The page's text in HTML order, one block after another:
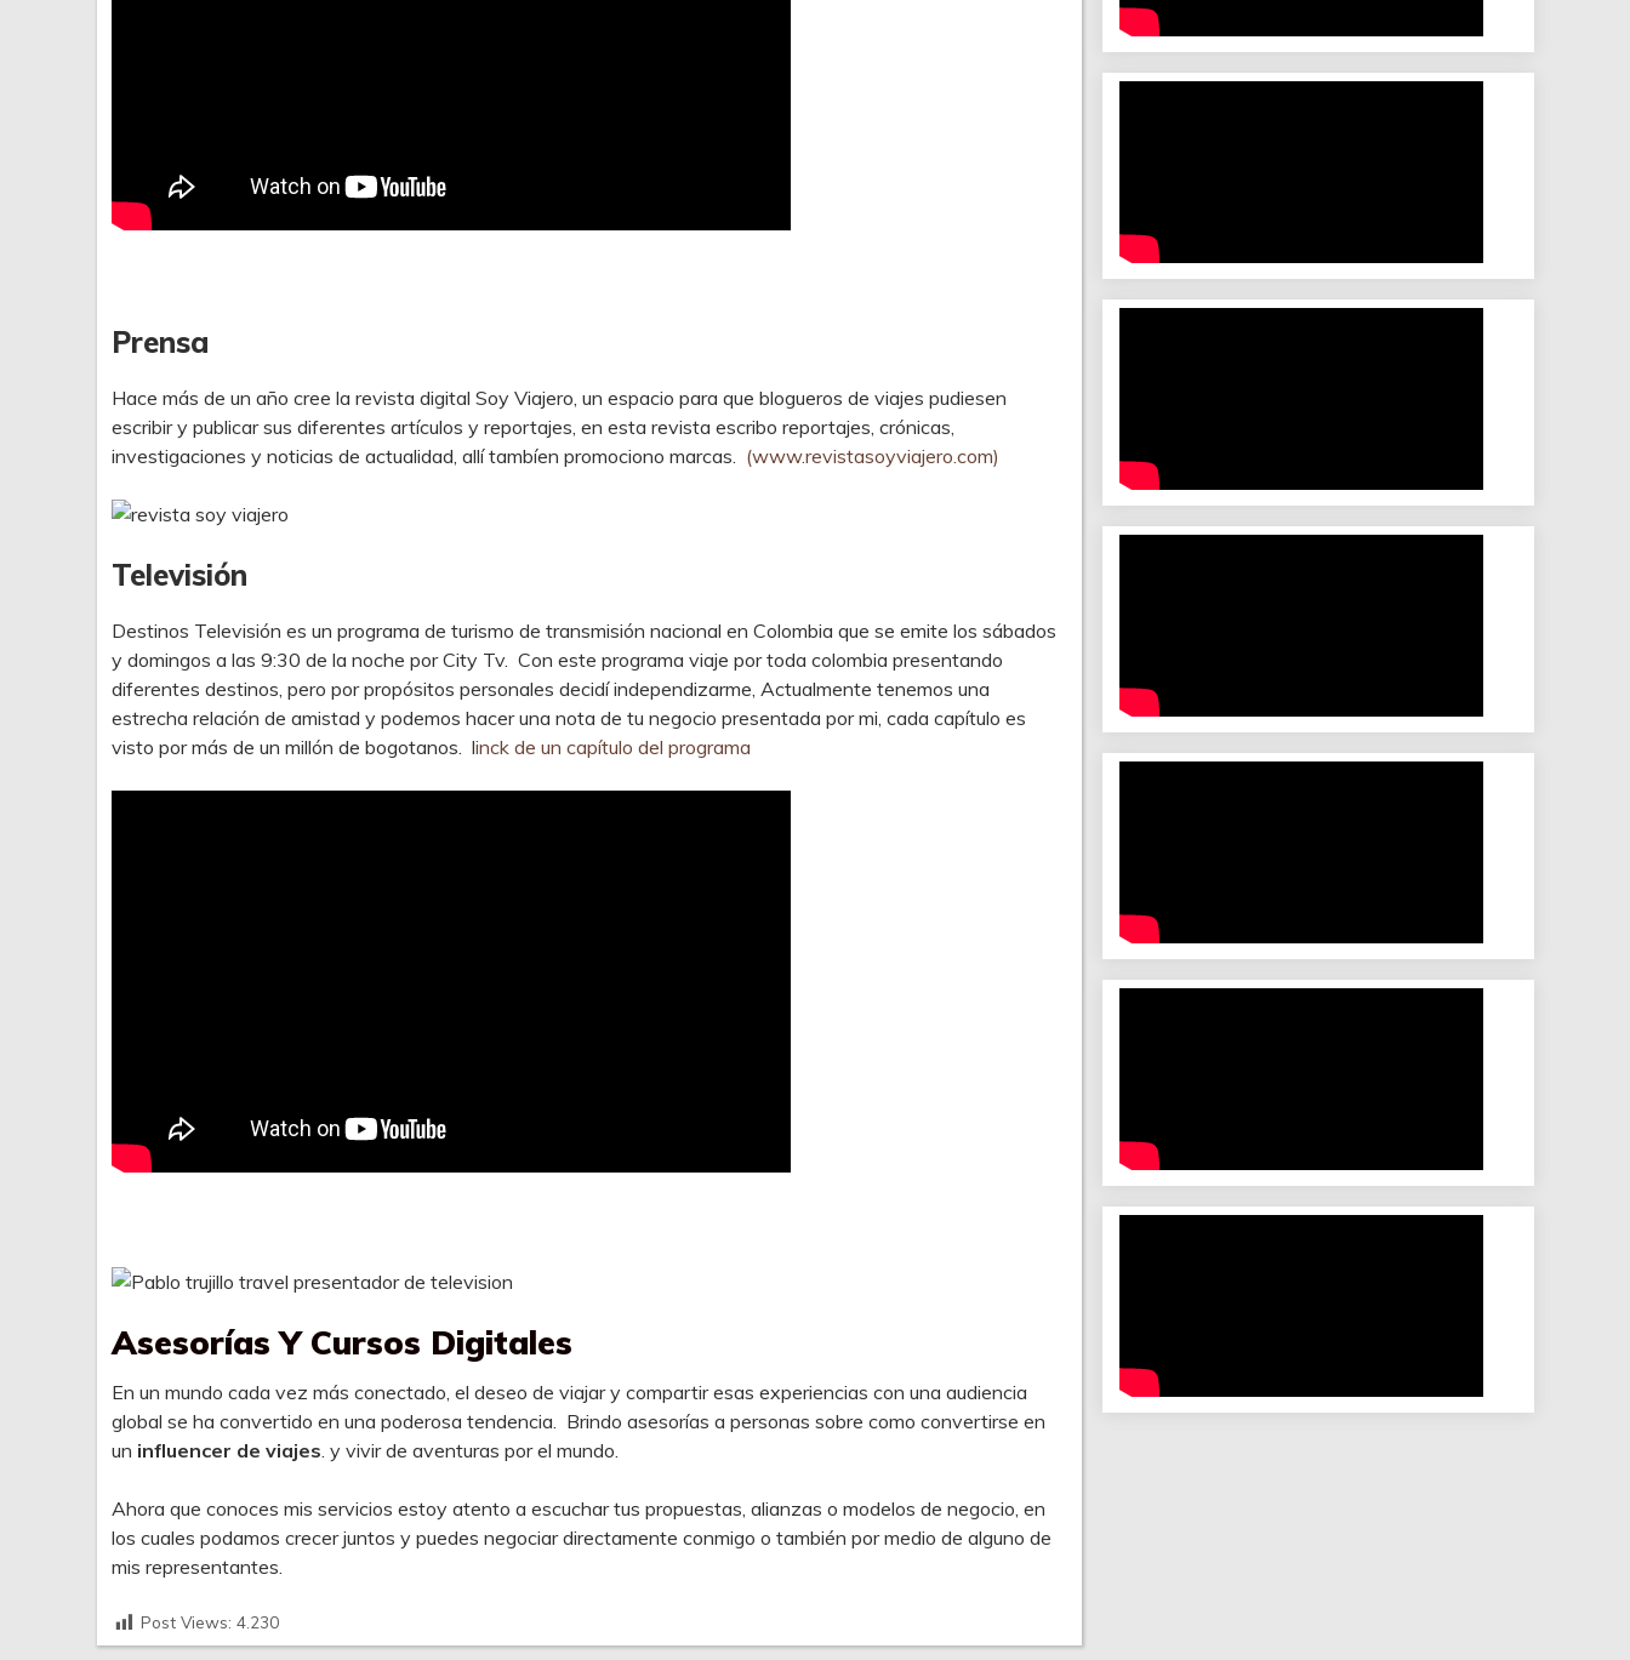
Prensa
Hace más de un año cree la revista digital Soy Viajero, un espacio para que blogueros de viajes pudiesen
escribir y publicar sus diferentes artículos y reportajes, en esta revista escribo reportajes, crónicas,
investigaciones y noticias de actualidad, allí tambíen promociono marcas. (www.revistasoyviajero.com)
Televisión
Destinos Televisión es un programa de turismo de transmisión nacional en Colombia que se emite los sábados
y domingos a las 9:30 de la noche por City Tv. Con este programa viaje por toda colombia presentando
diferentes destinos, pero por propósitos personales decidí independizarme, Actualmente tenemos una
estrecha relación de amistad y podemos hacer una nota de tu negocio presentada por mi, cada capítulo es
visto por más de un millón de bogotanos. linck de un capítulo del programa
Asesorías Y Cursos Digitales
En un mundo cada vez más conectado, el deseo de viajar y compartir esas experiencias con una audiencia
global se ha convertido en una poderosa tendencia. Brindo asesorías a personas sobre como convertirse en
un influencer de viajes . y vivir de aventuras por el mundo.
Ahora que conoces mis servicios estoy atento a escuchar tus propuestas, alianzas o modelos de negocio, en
los cuales podamos crecer juntos y puedes negociar directamente conmigo o también por medio de alguno de
mis representantes.
Post Views: 4.230